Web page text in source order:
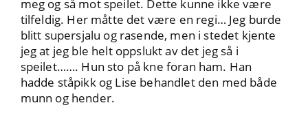
meg og så mot speilet. Dette kunne ikke være
tilfeldig. Her måtte det være en regi… Jeg burde
blitt supersjalu og rasende, men i stedet kjente
jeg at jeg ble helt oppslukt av det jeg så i
speilet……. Hun sto på kne foran ham. Han
hadde ståpikk og Lise behandlet den med både
munn og hender.